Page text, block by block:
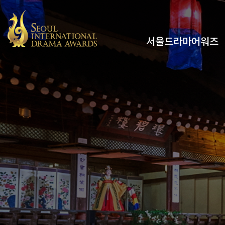
서울드라마어워즈
유튜브
인스타그램
x
페이스북